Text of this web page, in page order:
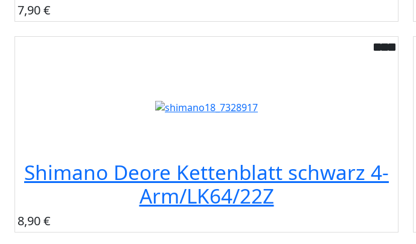
7,90 €
Shimano Deore Kettenblatt schwarz 4-
Arm/LK64/22Z
8,90 €